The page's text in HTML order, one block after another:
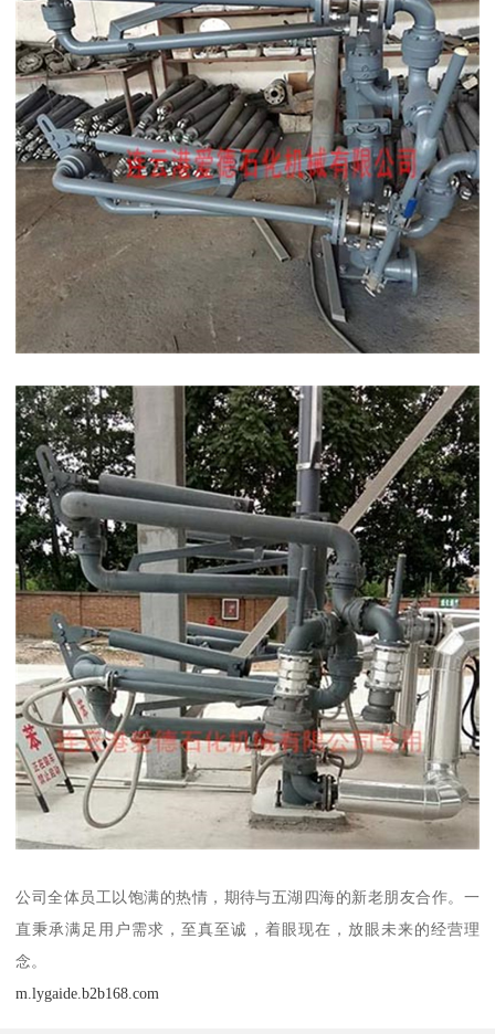
公司全体员工以饱满的热情，期待与五湖四海的新老朋友合作。一
直秉承满足用户需求，至真至诚，着眼现在，放眼未来的经营理
念。
m.lygaide.b2b168.com